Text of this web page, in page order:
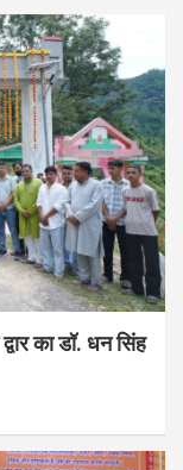
का डॉ. धन सिंह